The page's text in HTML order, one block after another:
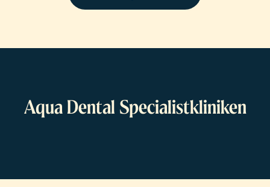
Aqua Dental Specialistkliniken